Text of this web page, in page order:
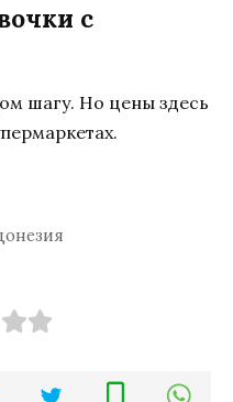
с
шагу. Но цены здесь